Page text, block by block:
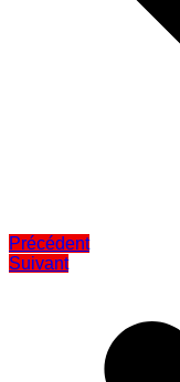
Précédent
Suivant